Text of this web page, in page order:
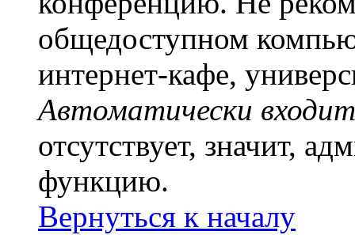
общедоступном
интернет-кафе,
Автоматически
отсутствует, значит,
функцию.
Вернуться к началу